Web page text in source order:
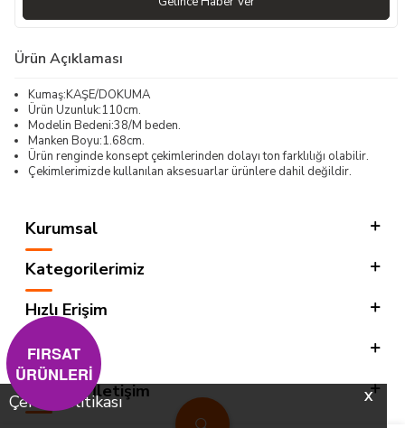
X
Çerez Politikası
Ürün Açıklaması
Kumaş:KAŞE/DOKUMA
Ürün Uzunluk:110cm.
Modelin Bedeni:38/M beden.
Manken Boyu:1.68cm.
Ürün renginde konsept çekimlerinden dolayı ton farklılığı olabilir.
Çekimlerimizde kullanılan aksesuarlar ürünlere dahil değildir.
Kurumsal
Kategorilerimiz
Hızlı Erişim
Sosyal
Adres & İletişim
FIRSAT
ÜRÜNLERİ